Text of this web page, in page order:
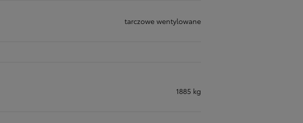
tarczowe wentylowane
1885 kg